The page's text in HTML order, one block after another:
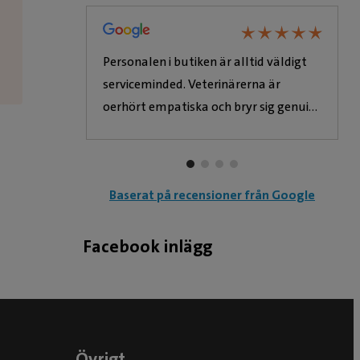
★★★★★
★★★★★
Personalen i butiken är alltid väldigt
serviceminded. Veterinärerna är
oerhört empatiska och bryr sig genuint
Baserat på recensioner från Google
Facebook inlägg